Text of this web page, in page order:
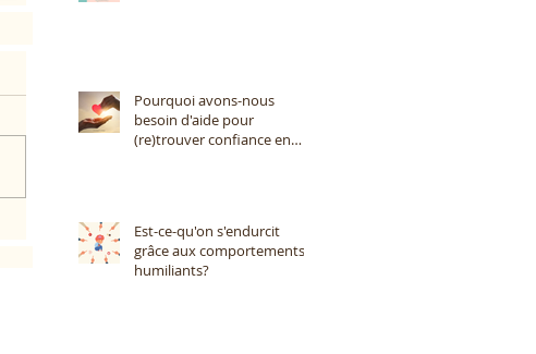
Pourquoi avons-nous
besoin d'aide pour
(re)trouver confiance en
Est-ce-qu'on s'endurcit
grâce aux comportements
humiliants?